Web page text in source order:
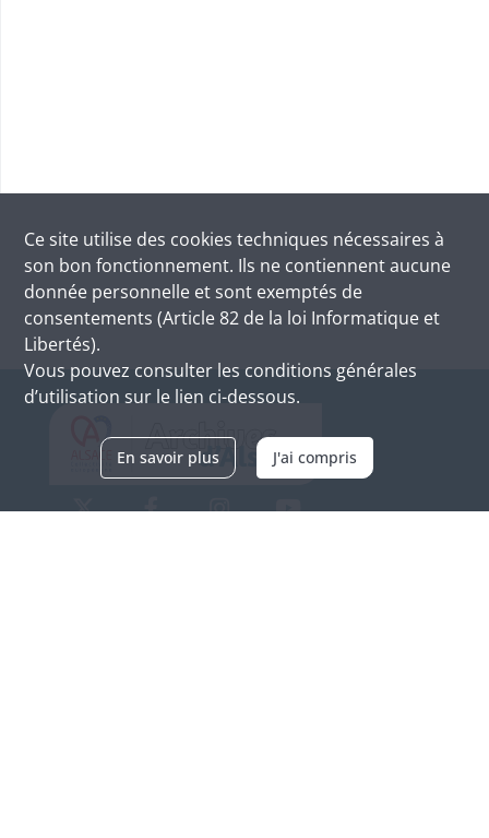
Ce site utilise des cookies techniques nécessaires à
son bon fonctionnement. Ils ne contiennent aucune
donnée personnelle et sont exemptés de
consentements (Article 82 de la loi Informatique et
Libertés).
Vous pouvez consulter les conditions générales
d’utilisation sur le lien ci-dessous.
En savoir plus J'ai compris